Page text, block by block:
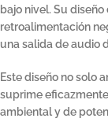
bajo nivel. Su
retroalimentación
una salida de audio
Este diseño no solo
suprime
ambiental y de